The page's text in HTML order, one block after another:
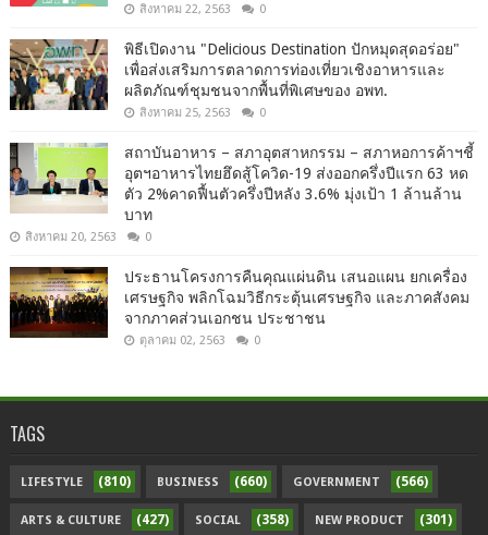
สิงหาคม 22, 2563 0
พิธีเปิดงาน "Delicious Destination ปักหมุดสุดอร่อย"
เพื่อส่งเสริมการตลาดการท่องเที่ยวเชิงอาหารและ
ผลิตภัณฑ์ชุมชนจากพื้นที่พิเศษของ อพท.
สิงหาคม 25, 2563 0
สถาบันอาหาร – สภาอุตสาหกรรม – สภาหอการค้าฯชี้
อุตฯอาหารไทยฮึดสู้โควิด-19 ส่งออกครึ่งปีแรก 63 หด
ตัว 2%คาดฟื้นตัวครึ่งปีหลัง 3.6% มุ่งเป้า 1 ล้านล้าน
บาท
สิงหาคม 20, 2563 0
ประธานโครงการคืนคุณแผ่นดิน เสนอแผน ยกเครื่อง
เศรษฐกิจ พลิกโฉมวิธีกระตุ้นเศรษฐกิจ และภาคสังคม
จากภาคส่วนเอกชน ประชาชน
ตุลาคม 02, 2563 0
TAGS
LIFESTYLE (810) BUSINESS (660) GOVERNMENT (566)
ARTS & CULTURE (427) SOCIAL (358) NEW PRODUCT (301)